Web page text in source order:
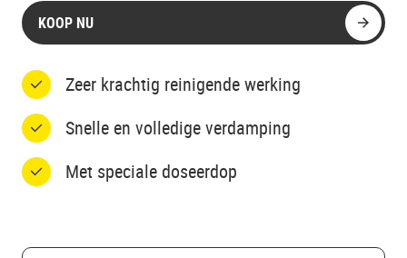
KOOP NU
Zeer krachtig reinigende werking
Snelle en volledige verdamping
Met speciale doseerdop